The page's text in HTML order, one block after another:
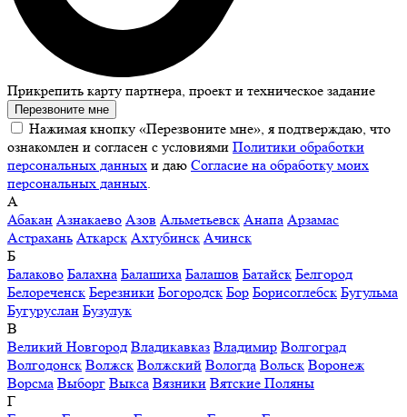
Прикрепить карту партнера, проект и техническое задание
Перезвоните мне
Нажимая кнопку «Перезвоните мне», я подтверждаю, что
ознакомлен и согласен с условиями Политики обработки
персональных данных и даю Согласие на обработку моих
персональных данных.
А
Абакан Азнакаево Азов Альметьевск Анапа Арзамас
Астрахань Аткарск Ахтубинск Ачинск
Б
Балаково Балахна Балашиха Балашов Батайск Белгород
Белореченск Березники Богородск Бор Борисоглебск Бугульма
Бугуруслан Бузулук
В
Великий Новгород Владикавказ Владимир Волгоград
Волгодонск Волжск Волжский Вологда Вольск Воронеж
Ворсма Выборг Выкса Вязники Вятские Поляны
Г